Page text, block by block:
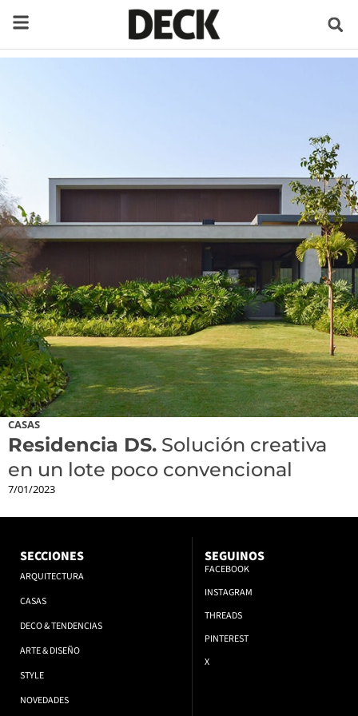
CASAS
Residencia DS. Solución creativa
en un lote poco convencional
7/01/2023
SECCIONES
ARQUITECTURA
CASAS
DECO & TENDENCIAS
ARTE & DISEÑO
STYLE
NOVEDADES
SEGUINOS
FACEBOOK
INSTAGRAM
THREADS
PINTEREST
X